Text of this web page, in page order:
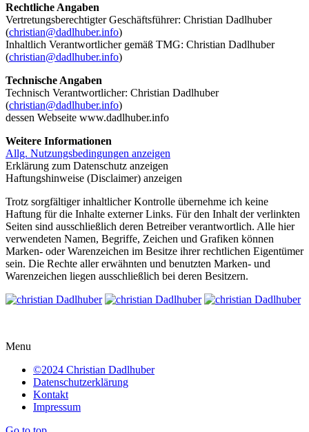
Rechtliche Angaben
Vertretungsberechtigter Geschäftsführer: Christian Dadlhuber
(christian@dadlhuber.info)
Inhaltlich Verantwortlicher gemäß TMG: Christian Dadlhuber
(christian@dadlhuber.info)
Technische Angaben
Technisch Verantwortlicher: Christian Dadlhuber
(christian@dadlhuber.info)
dessen Webseite www.dadlhuber.info
Weitere Informationen
Allg. Nutzungsbedingungen anzeigen
Erklärung zum Datenschutz anzeigen
Haftungshinweise (Disclaimer) anzeigen
Trotz sorgfältiger inhaltlicher Kontrolle übernehme ich keine
Haftung für die Inhalte externer Links. Für den Inhalt der verlinkten
Seiten sind ausschließlich deren Betreiber verantwortlich. Alle hier
verwendeten Namen, Begriffe, Zeichen und Grafiken können
Marken- oder Warenzeichen im Besitze ihrer rechtlichen Eigentümer
sein. Die Rechte aller erwähnten und benutzten Marken- und
Warenzeichen liegen ausschließlich bei deren Besitzern.
Menu
©2024 Christian Dadlhuber
Datenschutzerklärung
Kontakt
Impressum